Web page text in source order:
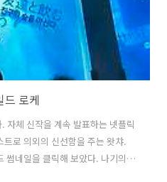
드 로케
자체 신작을 계속 발표하는 넷플릭
로 의외의 신선함을 주는 왓챠.
썸네일을 클릭해 보았다. 나기의
오이토마 なぎ [凪] 1. 바람이